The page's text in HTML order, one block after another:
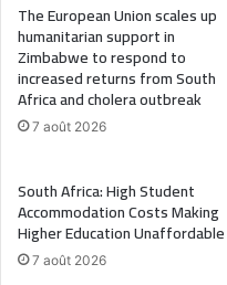
The European Union scales up
humanitarian support in
Zimbabwe to respond to
increased returns from South
Africa and cholera outbreak
7 août 2026
South Africa: High Student
Accommodation Costs Making
Higher Education Unaffordable
7 août 2026